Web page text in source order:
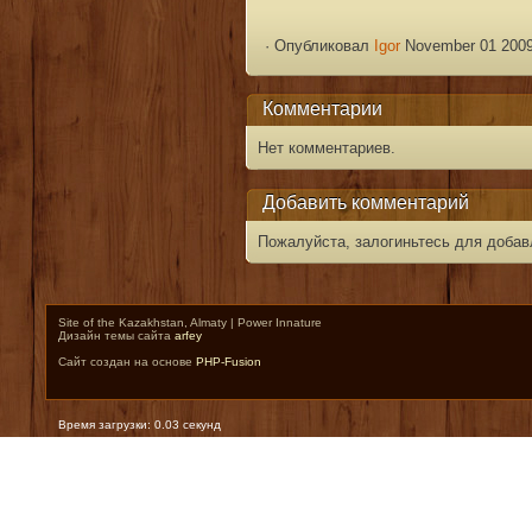
· Опубликовал Igor November 01
Комментарии
Нет комментариев.
Добавить комментарий
Пожалуйста, залогиньтесь для
Site of the Kazakhstan, Almaty | Power Innature
Дизайн темы сайта arfey
Сайт создан на основе PHP-Fusion
Время загрузки: 0.03 секунд